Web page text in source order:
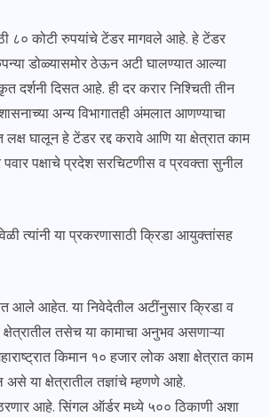
८० कोटी रुपयांचे टेंडर मागवले आहे. हे टेंडर
डोळ्यासमोर ठेऊन अटी घालण्यात आल्या
दिसत आहे. ही दर करार निश्चिती तीन
अन्य विभागातही अंमलात आणण्याचा
घालून हे टेंडर रद्द करावे आणि या क्षेत्रात काम
पवार पक्षाचे प्रदेश सरचिटणीस व प्रवक्ता सुनील
त्यांनी या प्रकरणासाठी क्रिडा आयुक्तांसह
आले आहेत. या निवेदेतील अटींनुसार क्रिडा व
तसेच या कामाचा अनुभव असणाऱ्या
किमान १० हजार लोक अशा क्षेत्रात काम
असे या क्षेत्रातील तज्ञांचे म्हणणे आहे.
ठरणार आहे. सिंगल ऑर्डर मध्ये ५०० ठिकाणी अशा